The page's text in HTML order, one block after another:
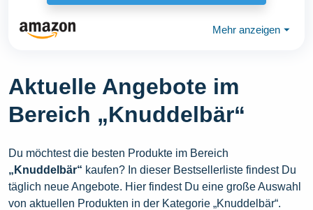
Mehr anzeigen ⏷
Aktuelle Angebote im
Bereich „Knuddelbär“
Du möchtest die besten Produkte im Bereich
„Knuddelbär“ kaufen? In dieser Bestsellerliste findest Du
täglich neue Angebote. Hier findest Du eine große Auswahl
von aktuellen Produkten in der Kategorie „Knuddelbär“.